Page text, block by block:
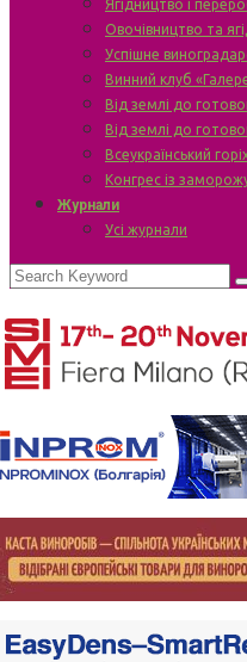
Ягідництво і
Овочівництво та
Успішне
Винний клуб
Від землі до
Від землі до
Всеукраїнський
Конгрес із
Журнали
Усі журнали